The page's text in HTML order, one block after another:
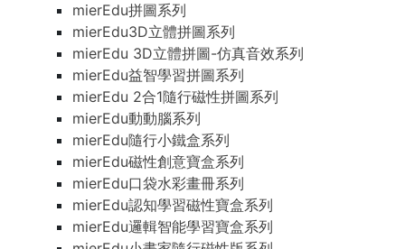
mierEdu拼圖系列
mierEdu3D立體拼圖系列
mierEdu 3D立體拼圖-仿真音效系列
mierEdu益智學習拼圖系列
mierEdu 2合1隨行磁性拼圖系列
mierEdu動動腦系列
mierEdu隨行小鐵盒系列
mierEdu磁性創意寶盒系列
mierEdu口袋水彩畫冊系列
mierEdu認知學習磁性寶盒系列
mierEdu邏輯智能學習寶盒系列